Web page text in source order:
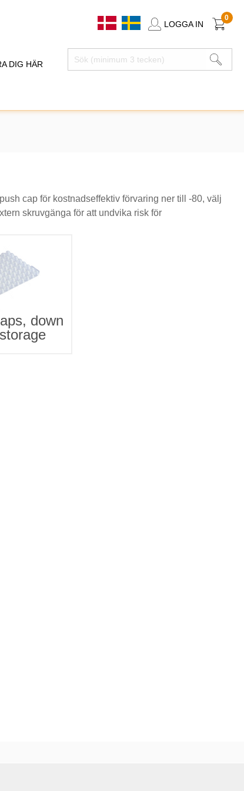
LOGGA IN
0
DIG HÄR
cap för kostnadseffektiv förvaring ner till -80, välj
skruvgänga för att undvika risk för
down